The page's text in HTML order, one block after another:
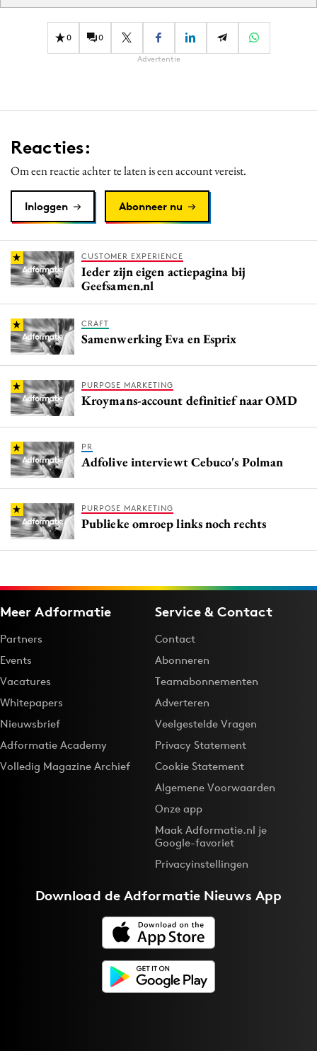
0 0
Advertentie
Reacties:
Om een reactie achter te laten is een account vereist.
Inloggen Abonneer nu
CUSTOMER EXPERIENCE
Ieder zijn eigen actiepagina bij
Geefsamen.nl
CRAFT
Samenwerking Eva en Esprix
PURPOSE MARKETING
Kroymans-account definitief naar OMD
PR
Adfolive interviewt Cebuco's Polman
PURPOSE MARKETING
Publieke omroep links noch rechts
Meer Adformatie
Partners
Events
Vacatures
Whitepapers
Nieuwsbrief
Adformatie Academy
Volledig Magazine Archief
Service & Contact
Contact
Abonneren
Teamabonnementen
Adverteren
Veelgestelde Vragen
Privacy Statement
Cookie Statement
Algemene Voorwaarden
Onze app
Maak Adformatie.nl je
Google-favoriet
Privacyinstellingen
Download deAdformatie Nieuws App